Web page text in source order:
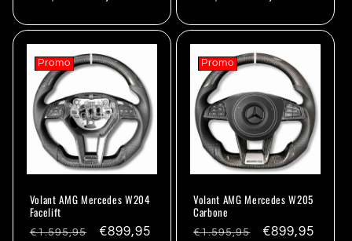
Promo
Volant AMG Mercedes W204
Facelift
Prix
€1.595,95 Promo
€899,95
Promo
Volant AMG Mercedes W205
Carbone
Prix
€1.595,95 Promo
€899,95